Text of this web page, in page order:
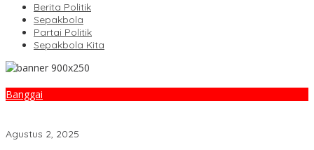
Berita Politik
Sepakbola
Partai Politik
Sepakbola Kita
Banggai
Agustus 2, 2025